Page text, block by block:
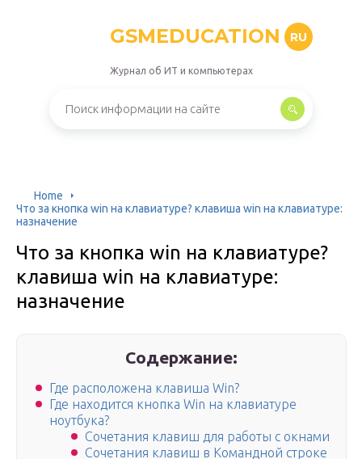
GSMEDUCATION RU
Журнал об ИТ и компьютерах
Home
Что за кнопка win на клавиатуре? клавиша win на клавиатуре:
назначение
Что за кнопка win на клавиатуре?
клавиша win на клавиатуре:
назначение
Содержание:
Где расположена клавиша Win?
Где находится кнопка Win на клавиатуре
ноутбука?
Сочетания клавиш для работы с окнами
Сочетания клавиш в Командной строке